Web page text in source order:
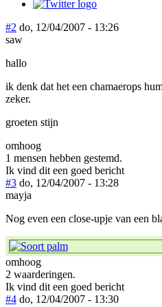
#2 do, 12/04/2007 - 13:26
saw
hallo
ik denk dat het een chamaerops
zeker.
groeten stijn
omhoog
1 mensen hebben gestemd.
Ik vind dit een goed bericht
#3 do, 12/04/2007 - 13:28
mayja
Nog even een close-upje van een
omhoog
2 waarderingen.
Ik vind dit een goed bericht
#4 do, 12/04/2007 - 13:30